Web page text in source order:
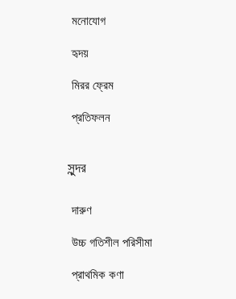
মনোযোগ
হৃদয়
মিরর ফ্রেম
প্রতিফলন
সুন্দর
দারুণ
উচ্চ গতিশীল পরিসীমা
প্রাথমিক কণা